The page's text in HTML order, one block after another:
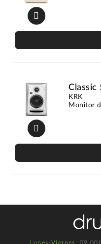
Classic
KRK
Monitor
Lunes-Viernes :